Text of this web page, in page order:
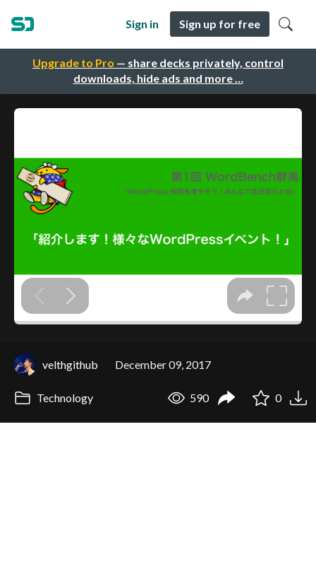
Upgrade to Pro — share decks privately, control
downloads, hide ads and more …
Sign in Sign up for free
velthgithub December 09, 2017
Technology 590 0